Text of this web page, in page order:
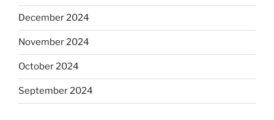
December 2024
November 2024
October 2024
September 2024